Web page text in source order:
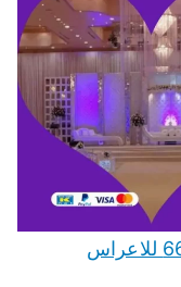
تأجير بست افراح الجهراء 66875552 للاعراس